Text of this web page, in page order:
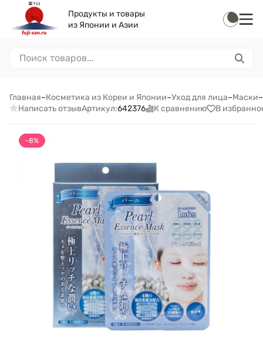
Продукты и товары
из Японии и Азии
Главная–Косметика из Кореи и Японии–Уход для лица–Маски–
Написать отзывАртикул:642376 К сравнению В
-8%